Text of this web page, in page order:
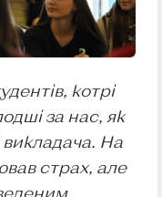
котрі
за нас, як
викладача. На
страх, але